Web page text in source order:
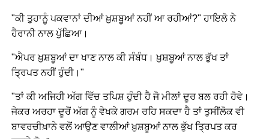
"ਕੀ ਤੁਹਾਨੂੰ ਪਕਵਾਨਾਂ ਦੀਆਂ ਖ਼ੁਸ਼ਬੂਆਂ ਨਹੀਂ ਆ ਰਹੀਆਂ?" ਹਾਇਲੋ ਨੇ
ਹੈਰਾਨੀ ਨਾਲ ਪੁੱਛਿਆ।
"ਐਪਰ ਖ਼ੁਸ਼ਬੂਆਂ ਦਾ ਖਾਣ ਨਾਲ ਕੀ ਸੰਬੰਧ। ਖ਼ੁਸ਼ਬੂਆਂ ਨਾਲ ਭੁੱਖ ਤਾਂ
ਤ੍ਰਿਪਤ ਨਹੀਂ ਹੁੰਦੀ।"
"ਤਾਂ ਕੀ ਅਜਿਹੀ ਅੱਗ ਵਿੱਚ ਤਪਿਸ਼ ਹੁੰਦੀ ਹੈ ਜੋ ਮੀਲਾਂ ਦੂਰ ਬਲ ਰਹੀ ਹੋਵੇ।
ਜੇਕਰ ਅਰਹਾ ਦੂਰੋਂ ਅੱਗ ਨੂੰ ਵੇਖਕੇ ਗਰਮ ਰਹਿ ਸਕਦਾ ਹੈ ਤਾਂ ਤੁਸੀਂਲੋਕ ਵੀ
ਬਾਵਰਚੀਖ਼ਾਨੇ ਵਲੋਂ ਆਉਣ ਵਾਲੀਆਂ ਖ਼ੁਸ਼ਬੂਆਂ ਨਾਲ ਭੁੱਖ ਤ੍ਰਿਪਤ ਕਰ